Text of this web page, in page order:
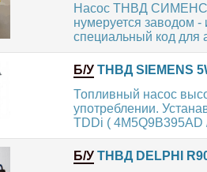
Насос ТНВД СИМЕНС
нумеруется заводом -
специальный код для
Б/У ТНВД SIEMENS
Топливный насос
употреблении.
TDDi ( 4M5Q9B395AD
Б/У ТНВД DELPHI